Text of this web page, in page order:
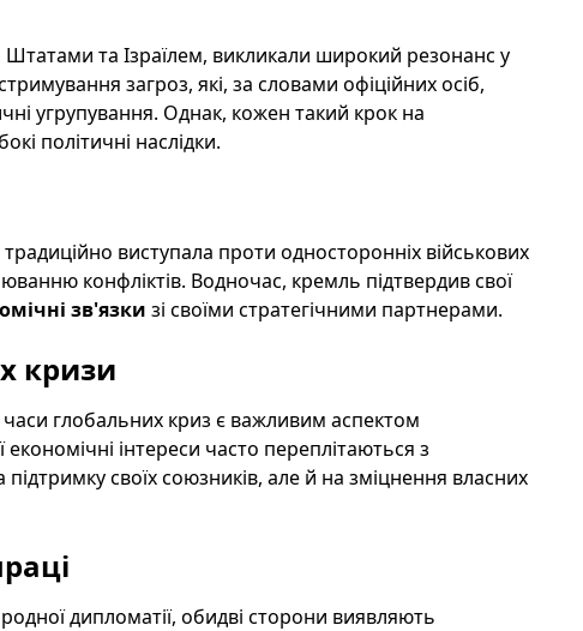
Штатами та Ізраїлем, викликали широкий резонанс у
загроз, які, за словами офіційних осіб,
угрупування. Однак, кожен такий крок на
політичні наслідки.
традиційно виступала проти односторонніх військових
конфліктів. Водночас, кремль підтвердив свої
зв'язки зі своїми стратегічними партнерами.
кризи
глобальних криз є важливим аспектом
економічні інтереси часто переплітаються з
своїх союзників, але й на зміцнення власних
дипломатії, обидві сторони виявляють